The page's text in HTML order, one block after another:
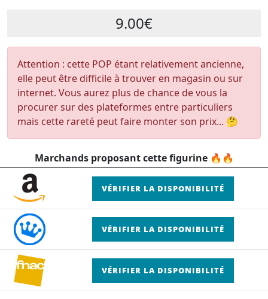
9.00€
Attention : cette POP étant relativement ancienne,
elle peut être difficile à trouver en magasin ou sur
internet. Vous aurez plus de chance de vous la
procurer sur des plateformes entre particuliers
mais cette rareté peut faire monter son prix... 🤔
Marchands proposant cette figurine 🔥🔥
VÉRIFIER LA DISPONIBILITÉ
VÉRIFIER LA DISPONIBILITÉ
VÉRIFIER LA DISPONIBILITÉ